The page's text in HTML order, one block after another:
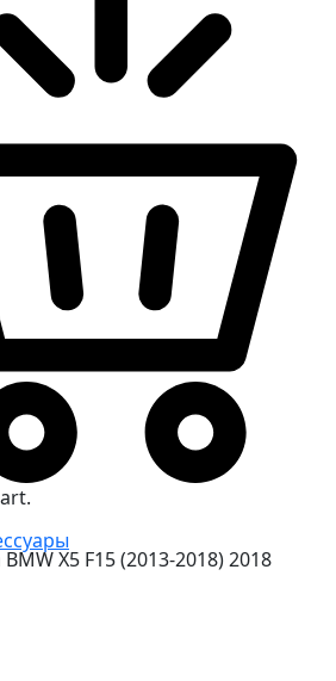
X5 F15 (2013-2018) 2018